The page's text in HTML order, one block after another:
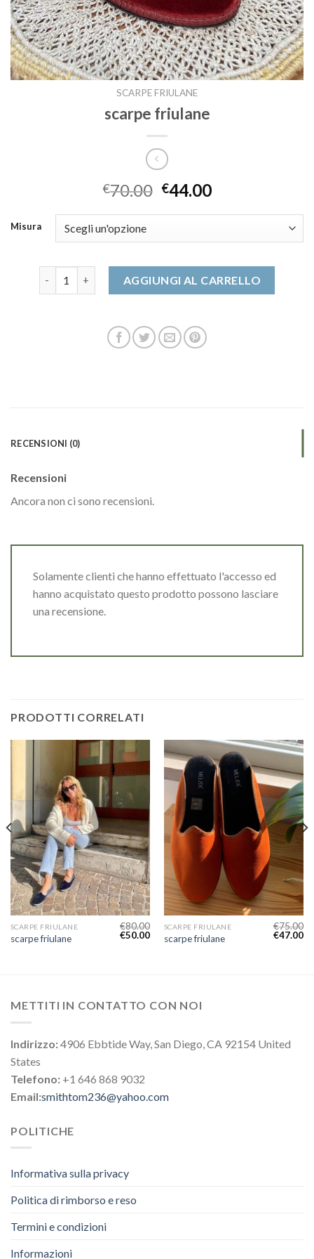
SCARPE FRIULANE
scarpe friulane
€70.00 €44.00
Misura
AGGIUNGI AL CARRELLO
RECENSIONI (0)
Recensioni
Ancora non ci sono recensioni.
Solamente clienti che hanno effettuato l'accesso ed
hanno acquistato questo prodotto possono lasciare
una recensione.
PRODOTTI CORRELATI
SCARPE FRIULANE
scarpe friulane
€80.00
€50.00
SCARPE FRIULANE
scarpe friulane
€75.00
€47.00
METTITI IN CONTATTO CON NOI
Indirizzo:4906 Ebbtide Way, San Diego, CA 92154 United
States
Telefono: +1 646 868 9032
Email:smithtom236@yahoo.com
POLITICHE
Informativa sulla privacy
Politica di rimborso e reso
Termini e condizioni
Informazioni